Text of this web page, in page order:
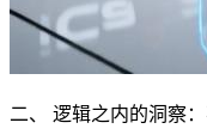
二、 逻辑之内的洞察